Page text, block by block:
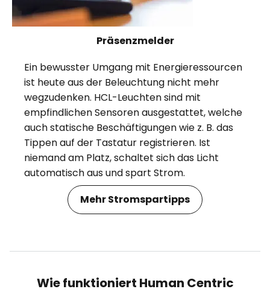
Präsenzmelder
Ein bewusster Umgang mit Energieressourcen
ist heute aus der Beleuchtung nicht mehr
wegzudenken. HCL-Leuchten sind mit
empfindlichen Sensoren ausgestattet, welche
auch statische Beschäftigungen wie z. B. das
Tippen auf der Tastatur registrieren. Ist
niemand am Platz, schaltet sich das Licht
automatisch aus und spart Strom.
Mehr Stromspartipps
Wie funktioniert Human Centric